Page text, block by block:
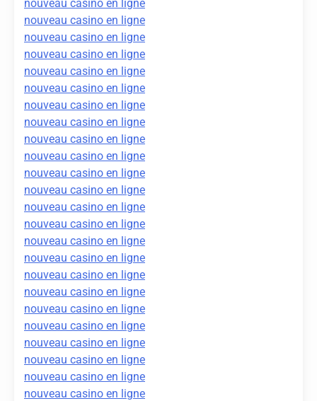
nouveau casino en ligne
nouveau casino en ligne
nouveau casino en ligne
nouveau casino en ligne
nouveau casino en ligne
nouveau casino en ligne
nouveau casino en ligne
nouveau casino en ligne
nouveau casino en ligne
nouveau casino en ligne
nouveau casino en ligne
nouveau casino en ligne
nouveau casino en ligne
nouveau casino en ligne
nouveau casino en ligne
nouveau casino en ligne
nouveau casino en ligne
nouveau casino en ligne
nouveau casino en ligne
nouveau casino en ligne
nouveau casino en ligne
nouveau casino en ligne
nouveau casino en ligne
nouveau casino en ligne